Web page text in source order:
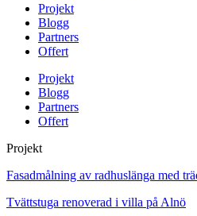
Projekt
Blogg
Partners
Offert
Projekt
Blogg
Partners
Offert
Projekt
Fasadmålning av radhuslänga med
Tvättstuga renoverad i villa på Alnö